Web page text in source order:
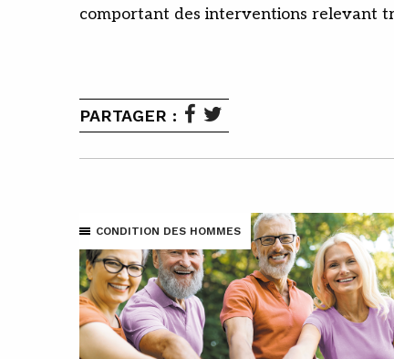
comportant des interventions relevant
PARTAGER :
CONDITION DES HOMMES